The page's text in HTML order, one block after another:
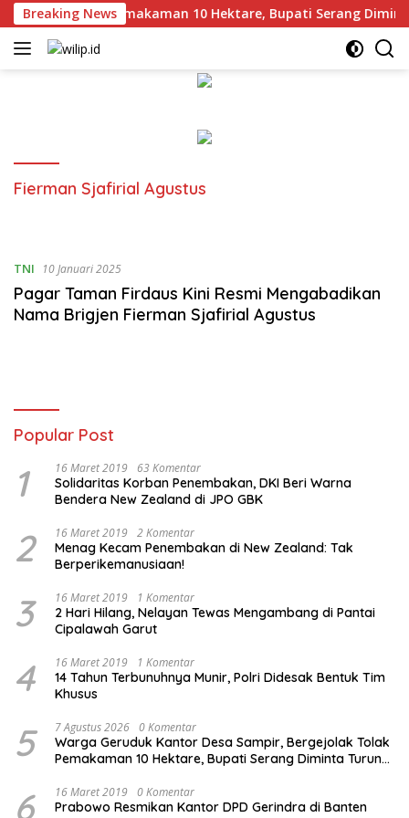
Langsung
ke
konten
Breaking News
Tolak Pemakaman 10 Hektare, Bupati Serang
Fierman Sjafirial Agustus
TNI 10 Januari 2025
Pagar Taman Firdaus Kini Resmi Mengabadikan
Nama Brigjen Fierman Sjafirial Agustus
Popular Post
1 16 Maret 2019 63 Komentar
Solidaritas Korban Penembakan, DKI Beri Warna
Bendera New Zealand di JPO GBK
2 16 Maret 2019 2 Komentar
Menag Kecam Penembakan di New Zealand: Tak
Berperikemanusiaan!
3 16 Maret 2019 1 Komentar
2 Hari Hilang, Nelayan Tewas Mengambang di Pantai
Cipalawah Garut
4 16 Maret 2019 1 Komentar
14 Tahun Terbunuhnya Munir, Polri Didesak Bentuk Tim
Khusus
5 7 Agustus 2026 0 Komentar
Warga Geruduk Kantor Desa Sampir, Bergejolak Tolak
Pemakaman 10 Hektare, Bupati Serang Diminta Turun
6 16 Maret 2019 0 Komentar
Prabowo Resmikan Kantor DPD Gerindra di Banten